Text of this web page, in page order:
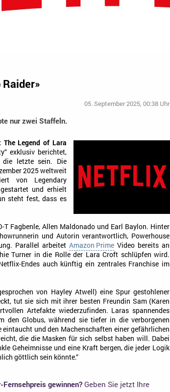
05. September 2025, 00:38 Uhr
nur zwei Staffeln.
The Legend of Lara
exklusiv berichtet,
letzte sein. Die
2025 weltweit
von Legendary
und erhielt
steht fest, dass es
T Fagbenle, Allen Maldonado und Earl Baylon. Hinter
und Autorin verantwortlich, Powerhouse
Parallel arbeitetAmazon Prime Video bereits an
Turner in die Rolle der Lara Croft schlüpfen wird.
Endes auch künftig ein zentrales Franchise im
von Hayley Atwell) eine Spur gestohlener
tut sie sich mit ihrer besten Freundin Sam (Karen
Artefakte wiederzufinden. Laras spannendes
den Globus, während sie tiefer in die verborgenen
eintaucht und den Machenschaften einer gefährlichen
die die Masken für sich selbst haben will. Dabei
Geheimnisse und eine Kraft bergen, die jeder Logik
göttlich sein könnte.“
gewinnen?Geben Sie jetzt Ihre